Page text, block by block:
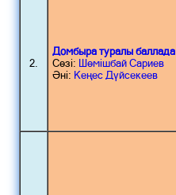
2.
Домбыра туралы баллада
Сөзі: Шөмішбай Сариев
Әні: Кеңес Дүйсекеев